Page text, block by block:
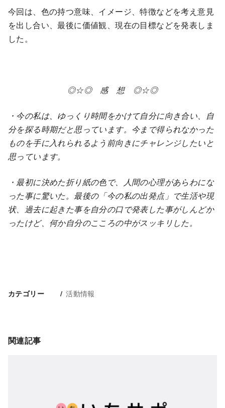
今回は、色の持つ意味、イメージ、特徴などを考え意見
を出し合い、最後に価値観、現在の目標などを発表しま
した。
◎☆◎ 感 想 ◎☆◎
・今の私は、ゆっくり時間をかけて自分に向き合い、自
分を探る時期だと思っています。今まで得られなかった
ものを手に入れられるよう前向きにチャレンジしたいと
思っています。
・最初に決めた折り紙の色で、人間の心理があらわにな
った事に驚いた。最後の「今の私の出発点」で生活や現
状、過去に起きた事を自分の口で発表した事がしんどか
ったけど、何か自分のこころの中がスッキリした。
カテゴリー 活動情報
関連記事